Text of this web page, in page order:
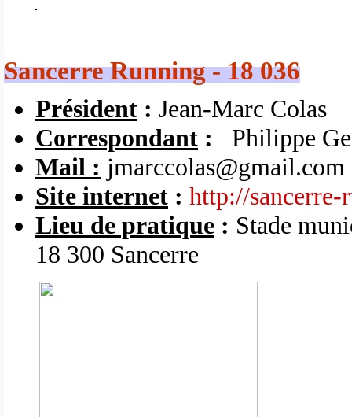
Sancerre Running - 18 036
Président : Jean-Marc Colas
Correspondant : Philippe
Mail :
Site internet : http://
Lieu de pratique : Stade
18 300 Sancerre